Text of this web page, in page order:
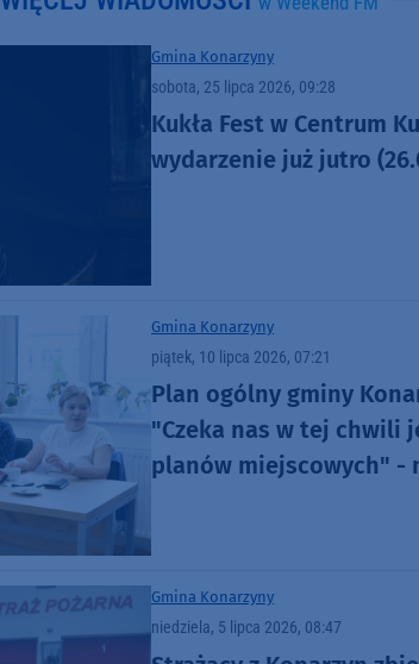
Gmina Konarzyny
sobota, 25 lipca 2026, 09:28
Kukła Fest w Centrum
wydarzenie już jutro
Gmina Konarzyny
piątek, 10 lipca 2026, 07:21
Plan ogólny gminy
"Czeka nas w tej chwili
planów miejscowych" -
Gmina Konarzyny
niedziela, 5 lipca 2026, 08:47